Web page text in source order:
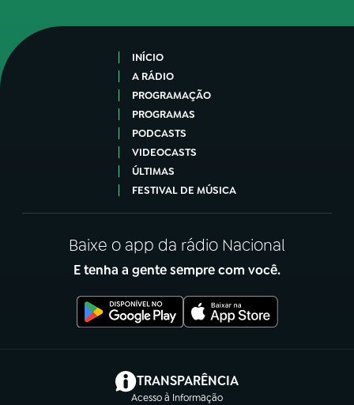
INÍCIO
A RÁDIO
PROGRAMAÇÃO
PROGRAMAS
PODCASTS
VIDEOCASTS
ÚLTIMAS
FESTIVAL DE MÚSICA
Baixe o app da rádio Nacional
E tenha a gente sempre com você.
TRANSPARÊNCIA
Acesso à Informação
(abre em nova aba)